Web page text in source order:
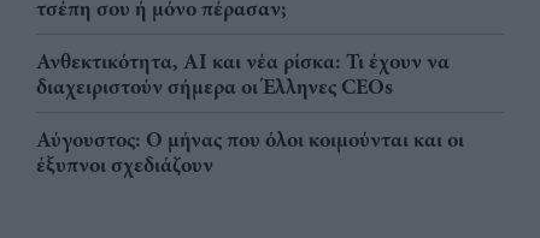
τσέπη σου ή μόνο πέρασαν;
Ανθεκτικότητα, AI και νέα ρίσκα: Τι έχουν να
διαχειριστούν σήμερα οι Έλληνες CEOs
Αύγουστος: Ο μήνας που όλοι κοιμούνται και οι
έξυπνοι σχεδιάζουν